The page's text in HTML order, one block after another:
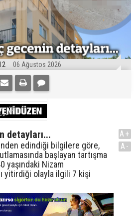
06 Ağustos 2026
detayları...
edindiği bilgilere göre,
başlayan tartışma
yaşındaki Nizam
yitirdiği olayla ilgili 7 kişi
A+
A-